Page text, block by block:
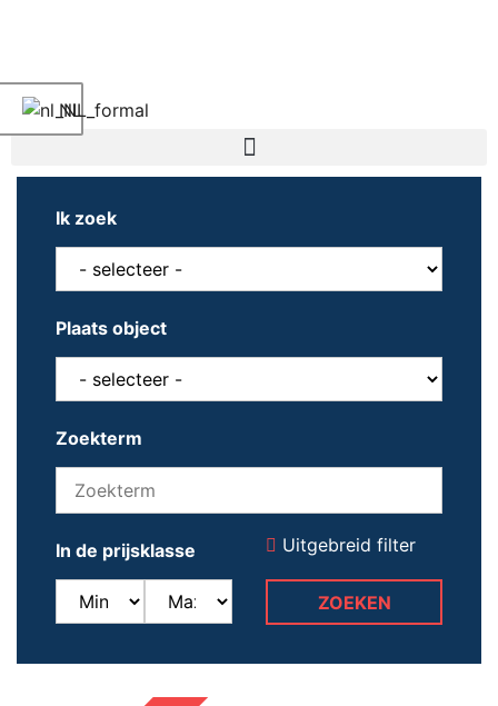
NL
Ik zoek
Plaats object
Zoekterm
In de prijsklasse Uitgebreid filter